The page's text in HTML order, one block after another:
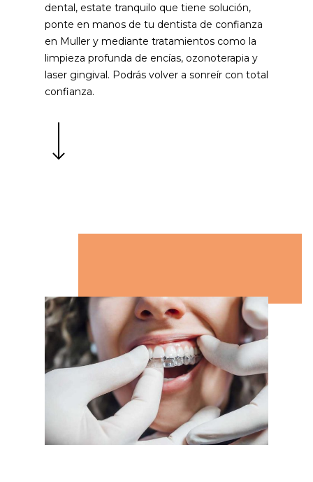
dental, estate tranquilo que tiene solución,
ponte en manos de tu dentista de confianza
en Muller y mediante tratamientos como la
limpieza profunda de encías, ozonoterapia y
laser gingival. Podrás volver a sonreír con total
confianza.